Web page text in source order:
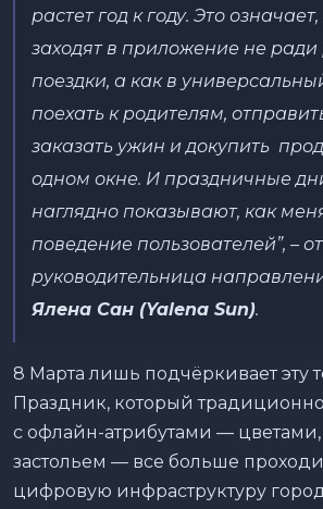
растет год к году. Это
заходят в приложение не ради
поездки, а как в
поехать к родителям,
заказать ужин и докупить
одном окне. И праздничные
наглядно показывают, как
поведение пользователей”, –
руководительница
Ялена Сан (Yalena Sun).
8 Марта лишь подчёркивает эту
Праздник, который
с офлайн-атрибутами —
застольем — все больше
цифровую инфраструктуру